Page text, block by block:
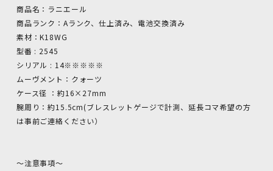
商品名：ラニエール
商品ランク：Aランク、仕上済み、電池交換済み
素材：K18WG
型番 : 2545
シリアル : 14※※※※※
ムーヴメント：クォーツ
ケース径 ：約16×27mm
腕周り：約15.5cm(ブレスレットゲージで計測、延長コマ希望の方
は事前ご連絡ください）
～注意事項～